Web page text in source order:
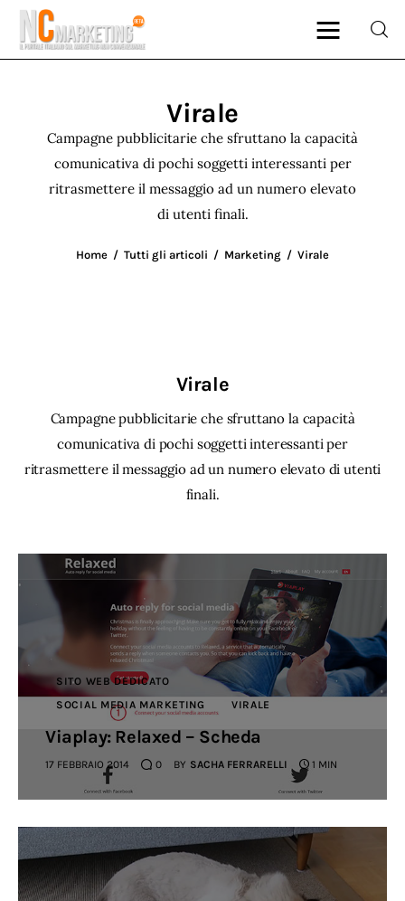
Virale
Campagne pubblicitarie che sfruttano la capacità
comunicativa di pochi soggetti interessanti per
ritrasmettere il messaggio ad un numero elevato
di utenti finali.
Home Tutti gli articoli Marketing Virale
Marketing
Virale
Campagne pubblicitarie che sfruttano la capacità
comunicativa di pochi soggetti interessanti per
ritrasmettere il messaggio ad un numero elevato di utenti
finali.
SITO WEB DEDICATO
SOCIAL MEDIA MARKETING
VIRALE
Viaplay: Relaxed – Scheda
17 FEBBRAIO 2014 0 BY SACHA FERRARELLI 1 MIN